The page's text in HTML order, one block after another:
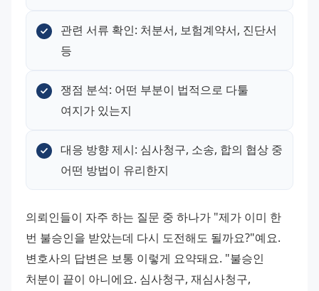
관련 서류 확인: 처분서, 보험계약서, 진단서
등
쟁점 분석: 어떤 부분이 법적으로 다툴
여지가 있는지
대응 방향 제시: 심사청구, 소송, 합의 협상 중
어떤 방법이 유리한지
의뢰인들이 자주 하는 질문 중 하나가 "제가 이미 한
번 불승인을 받았는데 다시 도전해도 될까요?"예요.
변호사의 답변은 보통 이렇게 요약돼요. "불승인